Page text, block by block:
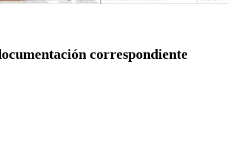
correspondiente